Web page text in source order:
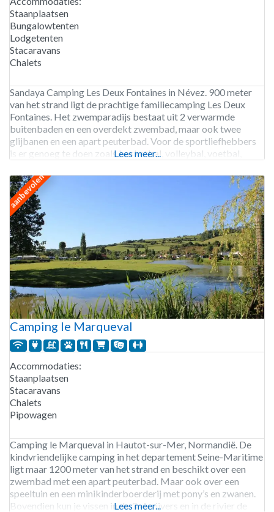
Staanplaatsen
Bungalowtenten
Lodgetenten
Stacaravans
Chalets
Sandaya Camping Les Deux Fontaines in Névez. 900 meter
van het strand ligt de prachtige familiecamping Les Deux
Fontaines. Het zwemparadijs bestaat uit 2 verwarmde
buitenbaden en een overdekt zwembad, maar ook twee
glijbanen en een apart peuterbad. Voor de sportliefhebbers
is er genoeg te doen zoals basketbal, volleybal, voetbal,
Fontaines is geopend van begin
Lees meer...
aanbevolen
Camping le Marqueval
Accommodaties:
Staanplaatsen
Stacaravans
Chalets
Pipowagen
Camping le Marqueval in Hautot-sur-Mer, Normandië. De
kindvriendelijke camping in het departement Seine-Maritime
ligt maar 1200 meter van het strand en beschikt over een
zwembad met een apart peuterbad. Maar ook over een
speeltuin en een minikinderboerderij met pony’s en zwanen.
Bovendien kun je vissen in de 3 visvijvers en in de rivier de
Lees meer...